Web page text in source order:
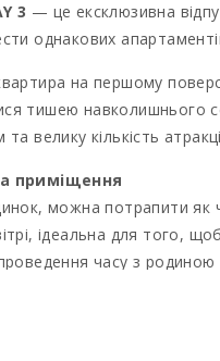
3 — це ексклюзивна
однакових
на першому
тишею навколишнього
велику кількість
приміщення
можна потрапити як
ідеальна для того,
часу з
двомісні кімнати, які